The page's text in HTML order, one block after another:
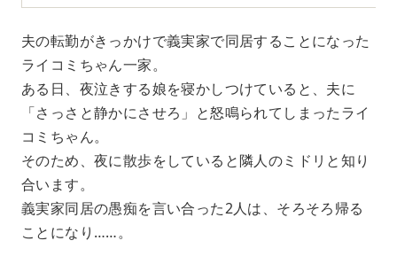
夫の転勤がきっかけで義実家で同居することになった
ライコミちゃん一家。
ある日、夜泣きする娘を寝かしつけていると、夫に
「さっさと静かにさせろ」と怒鳴られてしまったライ
コミちゃん。
そのため、夜に散歩をしていると隣人のミドリと知り
合います。
義実家同居の愚痴を言い合った2人は、そろそろ帰る
ことになり……。